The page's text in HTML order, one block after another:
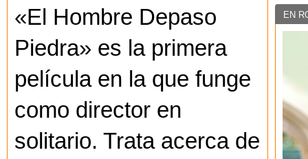
«El Hombre Depaso
Piedra» es la primera
película en la que funge
como director en
solitario. Trata acerca de
EN